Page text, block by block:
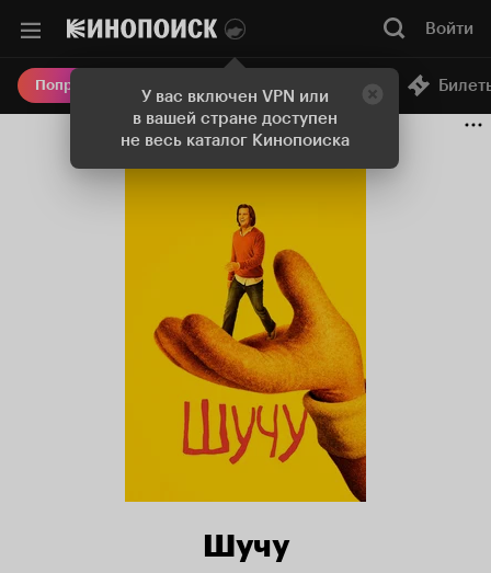
У вас включен VPN или
в вашей стране доступен
не весь каталог Кинопоиска
Войти
Попробовать Плюс Онлайн-кинотеатр
Шучу